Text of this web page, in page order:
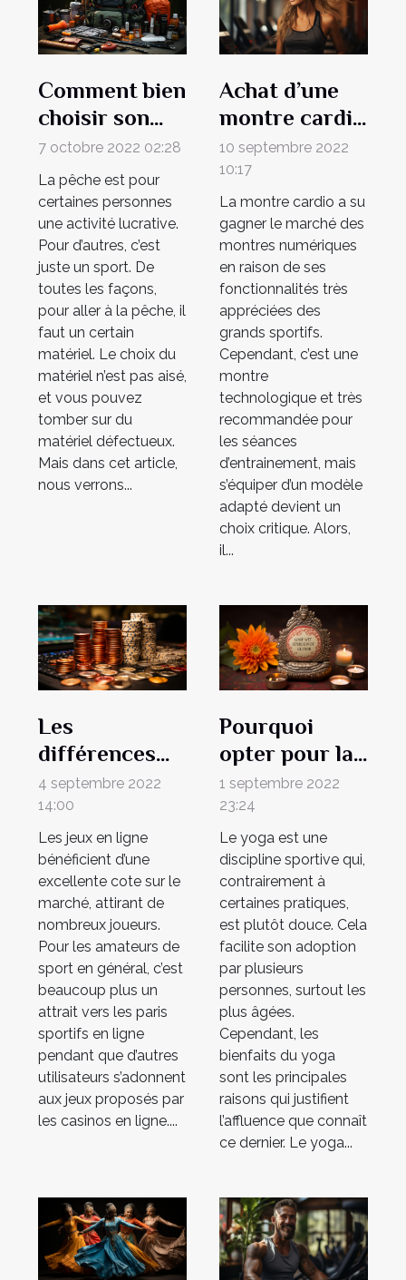
Comment bien
choisir son
matériel de
pêche ?
7 octobre 2022 02:28
La pêche est pour
certaines personnes
une activité lucrative.
Pour d’autres, c’est
juste un sport. De
toutes les façons,
pour aller à la pêche, il
faut un certain
matériel. Le choix du
matériel n’est pas aisé,
et vous pouvez
tomber sur du
matériel défectueux.
Mais dans cet article,
nous verrons...
Achat d’une
montre cardio
: Nos conseils
pour bien
choisir votre
modèle de
montre
10 septembre 2022
10:17
La montre cardio a su
gagner le marché des
montres numériques
en raison de ses
fonctionnalités très
appréciées des
grands sportifs.
Cependant, c’est une
montre
technologique et très
recommandée pour
les séances
d’entrainement, mais
s’équiper d’un modèle
adapté devient un
choix critique. Alors,
il...
Les
différences
entre paris
sportifs et
casinos en
ligne
4 septembre 2022
14:00
Les jeux en ligne
bénéficient d’une
excellente cote sur le
marché, attirant de
nombreux joueurs.
Pour les amateurs de
sport en général, c’est
beaucoup plus un
attrait vers les paris
sportifs en ligne
pendant que d’autres
utilisateurs s’adonnent
aux jeux proposés par
les casinos en ligne....
Pourquoi
opter pour la
pratique du
yoga ?
1 septembre 2022
23:24
Le yoga est une
discipline sportive qui,
contrairement à
certaines pratiques,
est plutôt douce. Cela
facilite son adoption
par plusieurs
personnes, surtout les
plus âgées.
Cependant, les
bienfaits du yoga
sont les principales
raisons qui justifient
l’affluence que connaît
ce dernier. Le yoga...